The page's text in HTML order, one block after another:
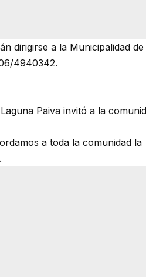
dirigirse a la Municipalidad
4940342.
Paiva invitó a la
a toda la comunidad la